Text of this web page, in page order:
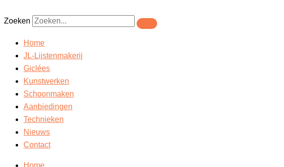
Zoeken
Home
JL-Lijstenmakerij
Giclées
Kunstwerken
Schoonmaken
Aanbiedingen
Technieken
Nieuws
Contact
Home